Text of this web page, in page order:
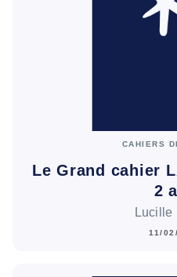
CAHIERS
Le Grand cahier
2
Lucille
11/